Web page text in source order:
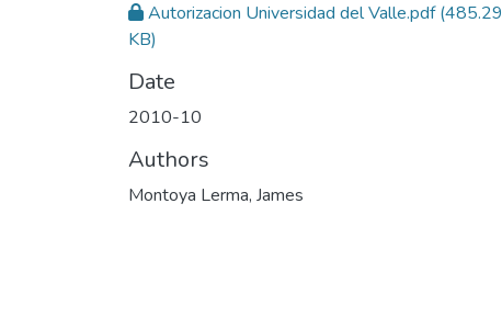
Autorizacion Universidad del Valle.pdf(485.29
KB)
Date
2010-10
Authors
Montoya Lerma, James